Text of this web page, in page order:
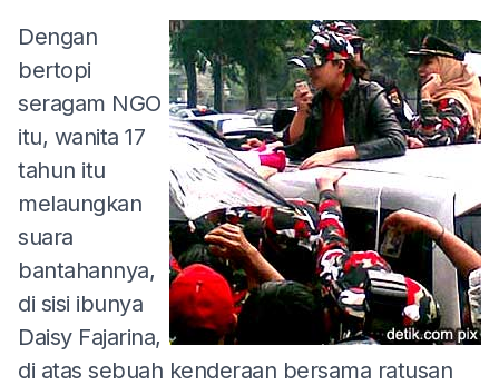
Dengan
bertopi
seragam NGO
itu, wanita 17
tahun itu
melaungkan
suara
bantahannya,
di sisi ibunya
Daisy Fajarina,
di atas sebuah kenderaan bersama ratusan